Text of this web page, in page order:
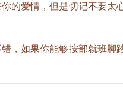
你的爱情，但是切记不要太
，如果你能够按部就班脚